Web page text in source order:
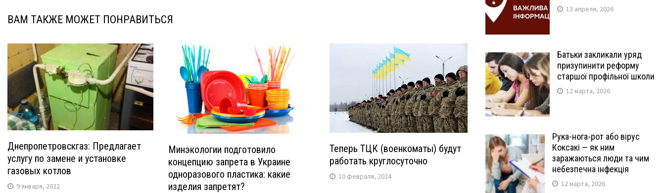
ВАМ ТАКЖЕ МОЖЕТ ПОНРАВИТЬСЯ
Днепропетровскгаз: Предлагает
услугу по замене и установке
газовых котлов
9 января, 2022
Минэкологии подготовило
концепцию запрета в Украине
одноразового пластика: какие
изделия запретят?
Теперь ТЦК (военкоматы) будут
работать круглосуточно
10 февраля, 2024
13 апреля, 2026
Батьки закликали уряд
призупинити реформу
старшої профільної школи
12 марта, 2026
Рука-нога-рот або вірус
Коксакі — як ним
заражаються люди та чим
небезпечна інфекція
12 марта, 2026